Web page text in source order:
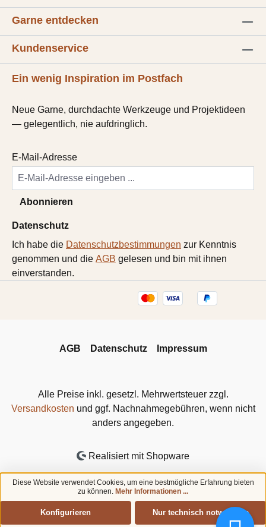
Garne entdecken
Kundenservice
Ein wenig Inspiration im Postfach
Neue Garne, durchdachte Werkzeuge und Projektideen
— gelegentlich, nie aufdringlich.
E-Mail-Adresse
Abonnieren
Datenschutz
Ich habe die Datenschutzbestimmungen zur Kenntnis
genommen und die AGB gelesen und bin mit ihnen
einverstanden.
AGB Datenschutz Impressum
Alle Preise inkl. gesetzl. Mehrwertsteuer zzgl.
Versandkosten und ggf. Nachnahmegebühren, wenn nicht
anders angegeben.
Realisiert mit Shopware
Diese Website verwendet Cookies, um eine bestmögliche Erfahrung bieten
zu können. Mehr Informationen ...
Nur technisch notwendige
Konfigurieren